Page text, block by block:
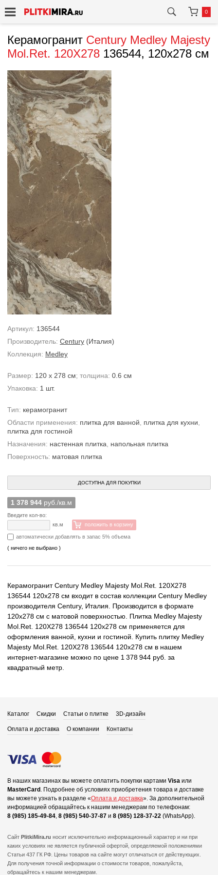
0
Керамогранит Century Medley Majesty
Mol.Ret. 120X278 136544, 120x278 см
Артикул: 136544
Производитель: Century (Италия)
Коллекция: Medley
Размер: 120 x 278 см; толщина: 0.6 см
Упаковка: 1 шт.
Тип: керамогранит
Области применения: плитка для ванной плитка для кухни
плитка для гостиной
Назначения: настенная плитка
напольная плитка
Поверхность: матовая плитка
ДОСТУПНА ДЛЯ ПОКУПКИ
1 378 944 руб./кв.м
Введите кол-во:
кв.м
положить в корзину
автоматически добавлять в запас 5% объема
( ничего не выбрано )
Керамогранит Century Medley Majesty Mol.Ret. 120X278
136544 120x278 см входит в состав коллекции Century Medley
производителя Century, Италия. Производится в формате
120x278 см с матовой поверхностью. Плитка Medley Majesty
Mol.Ret. 120X278 136544 120x278 см применяется для
оформления ванной, кухни и гостиной. Купить плитку Medley
Majesty Mol.Ret. 120X278 136544 120x278 см в нашем
интернет-магазине можно по цене 1 378 944 руб. за
квадратный метр.
Каталог Скидки Статьи о плитке 3D-дизайн
Оплата и доставка О компании Контакты
В наших магазинах вы можете оплатить покупки картами Visa или
MasterCard . Подробнее об условиях приобретения товара и доставке
вы можете узнать в разделе «Оплата и доставка». За дополнительной
информацией обращайтесь к нашим менеджерам по телефонам:
8 (985) 185-49-84, 8 (985) 540-37-87 и 8 (985) 128-37-22 (WhatsApp).
Сайт PlitkiMira.ru носит исключительно информационный характер и ни при
каких условиях не является публичной офертой, определяемой положениями
Статьи 437 ГК РФ. Цены товаров на сайте могут отличаться от действующих.
Для получения точной информации о стоимости товаров, пожалуйста,
обращайтесь к нашим менеджерам.